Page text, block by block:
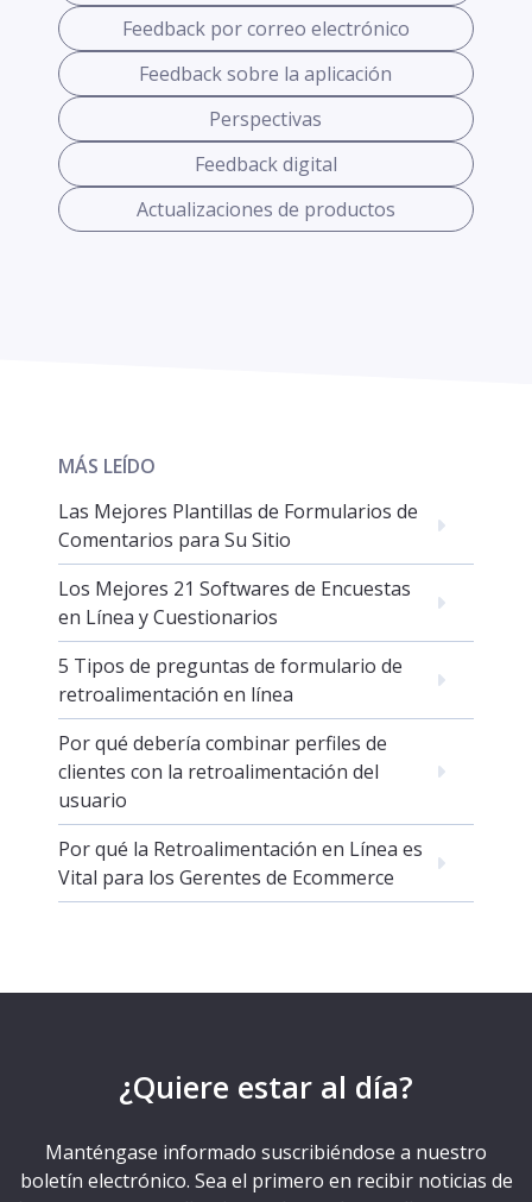
Feedback por correo electrónico
Feedback sobre la aplicación
Perspectivas
Feedback digital
Actualizaciones de productos
MÁS LEÍDO
Las Mejores Plantillas de Formularios de
Comentarios para Su Sitio
Los Mejores 21 Softwares de Encuestas
en Línea y Cuestionarios
5 Tipos de preguntas de formulario de
retroalimentación en línea
Por qué debería combinar perfiles de
clientes con la retroalimentación del
usuario
Por qué la Retroalimentación en Línea es
Vital para los Gerentes de Ecommerce
¿Quiere estar al día?
Manténgase informado suscribiéndose a nuestro
boletín electrónico. Sea el primero en recibir noticias de